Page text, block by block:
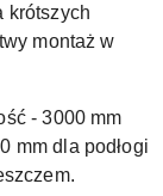
krótszych
montaż w
- 3000 mm
mm dla podłogi